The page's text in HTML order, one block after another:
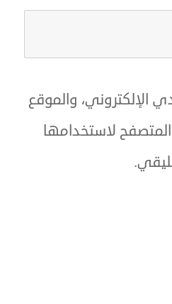
الإلكتروني، والموقع
لاستخدامها